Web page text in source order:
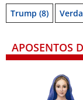
Trump (8)
APOSENTOS